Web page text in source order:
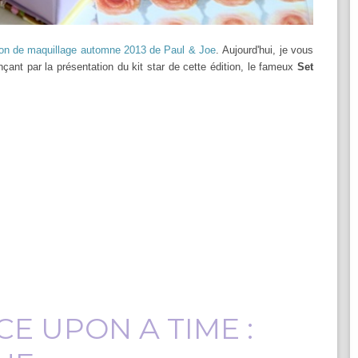
de maquillage automne 2013 de Paul & Joe . Aujourd'hui, je vous
par la présentation du kit star de cette édition, le fameux Set
UPON A TIME :